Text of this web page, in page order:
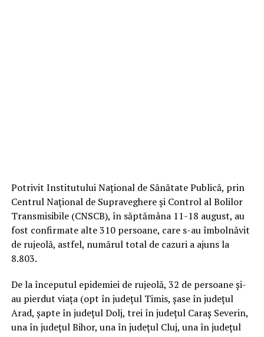
Potrivit Institutului Naţional de Sănătate Publică, prin
Centrul Naţional de Supraveghere şi Control al Bolilor
Transmisibile (CNSCB), în săptămâna 11-18 august, au
fost confirmate alte 310 persoane, care s-au îmbolnăvit
de rujeolă, astfel, numărul total de cazuri a ajuns la
8.803.
De la începutul epidemiei de rujeolă, 32 de persoane şi-
au pierdut viaţa (opt în judeţul Timis, şase în judeţul
Arad, şapte în judeţul Dolj, trei în judeţul Caraş Severin,
una în judeţul Bihor, una în judeţul Cluj, una în judeţul